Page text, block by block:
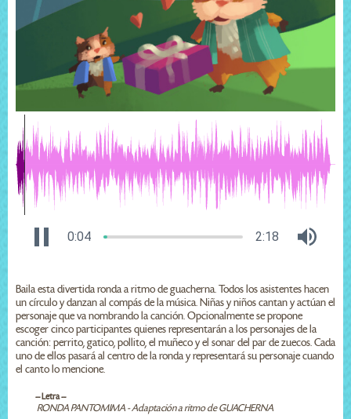
0:04 2:18
Baila esta divertida ronda a ritmo de guacherna. Todos los asistentes hacen
un círculo y danzan al compás de la música. Niñas y niños cantan y actúan el
personaje que va nombrando la canción. Opcionalmente se propone
escoger cinco participantes quienes representarán a los personajes de la
canción: perrito, gatico, pollito, el muñeco y el sonar del par de zuecos. Cada
uno de ellos pasará al centro de la ronda y representará su personaje cuando
el canto lo mencione.
-- Letra --
RONDA PANTOMIMA - Adaptación a ritmo de GUACHERNA